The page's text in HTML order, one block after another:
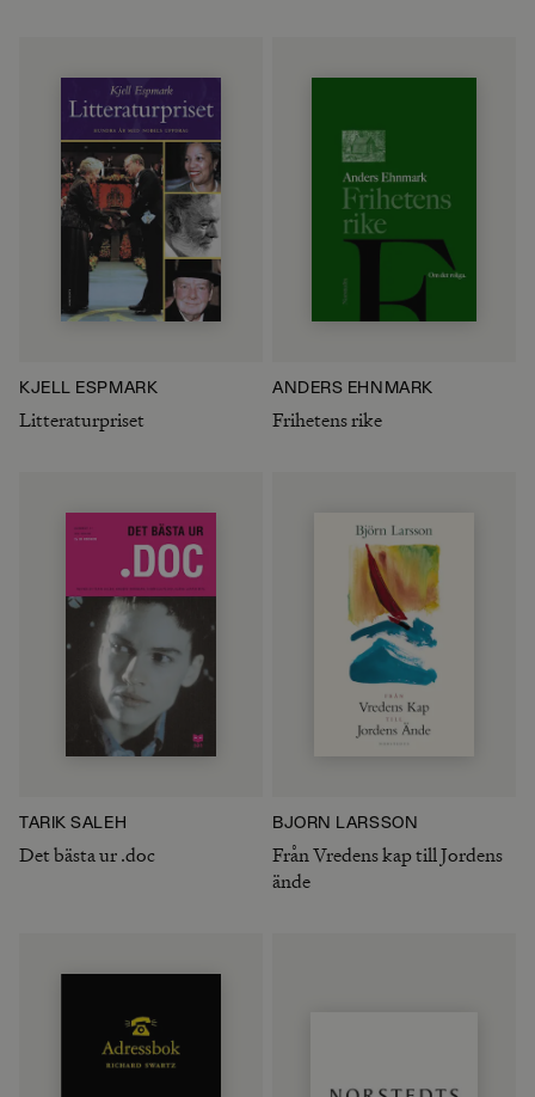
KJELL ESPMARK
Litteraturpriset
ANDERS EHNMARK
Frihetens rike
TARIK SALEH
Det bästa ur .doc
BJÖRN LARSSON
Från Vredens kap till Jordens
ände